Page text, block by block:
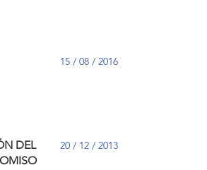
15 / 08 / 2016
DEL
20 / 12 / 2013